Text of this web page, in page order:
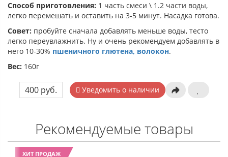
Способ приготовления: 1 часть смеси \ 1.2 части воды,
легко перемешать и оставить на 3-5 минут. Насадка готова.
Совет: пробуйте сначала добавлять меньше воды, тесто
легко переувлажнить. Ну и очень рекомендуем добавлять в
него 10-30% пшеничного глютена, волокон.
Вес: 160г
400 руб. Уведомить о наличии
Рекомендуемые товары
ХИТ ПРОДАЖ